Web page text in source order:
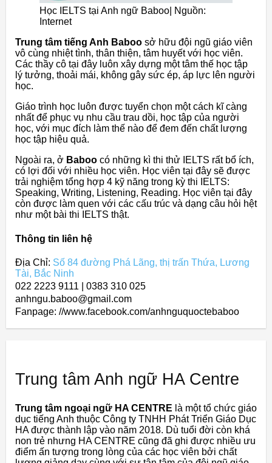
Học IELTS tại Anh ngữ Baboo| Nguồn:
Internet
Trung tâm tiếng Anh Baboo sở hữu đội ngũ giáo viên
vô cùng nhiệt tình, thân thiện, tâm huyết với học viên.
Các thầy cô tại đây luôn xây dựng một tâm thế học tập
lý tưởng, thoải mái, không gây sức ép, áp lực lên người
học.
Giáo trình học luôn được tuyển chọn một cách kĩ càng
nhất để phục vụ nhu cầu trau dồi, học tập của người
học, với mục đích làm thế nào để đem đến chất lượng
học tập hiệu quả.
Ngoài ra, ở Baboo có những kì thi thử IELTS rất bổ ích,
có lợi đối với nhiều học viên. Học viên tại đây sẽ được
trải nghiệm tổng hợp 4 kỹ năng trong kỳ thi IELTS:
Speaking, Writing, Listening, Reading. Học viên tại đây
còn được làm quen với các cấu trúc và dạng câu hỏi hệt
như một bài thi IELTS thật.
Thông tin liên hệ
Địa Chỉ: Số 84 đường Phá Lãng, thị trấn Thứa, Lương
Tài, Bắc Ninh
022 2223 9111 | 0383 310 025
anhngu.baboo@gmail.com
Fanpage: //www.facebook.com/anhnguquoctebaboo
Trung tâm Anh ngữ HA Centre
Trung tâm ngoại ngữ HA CENTRE là một tổ chức giáo
dục tiếng Anh thuộc Công ty TNHH Phát Triển Giáo Dục
HA được thành lập vào năm 2018. Dù tuổi đời còn khá
non trẻ nhưng HA CENTRE cũng đã ghi được nhiều ưu
điểm ấn tượng trong lòng của các học viên bởi chất